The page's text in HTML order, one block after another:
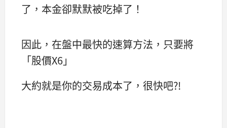
因此，在盤中最快的速算方法，只要將
「股價X6」
大約就是你的交易成本了，很快吧?!